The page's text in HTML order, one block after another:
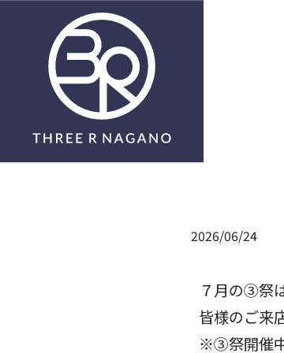
2026/06/24
７月の③祭
皆様のご来
※③祭開催